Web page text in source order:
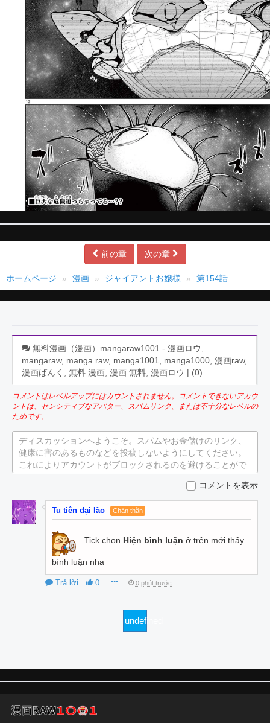
前の章 次の章
ホームページ 漫画 ジャイアントお嬢様 第154話
無料漫画（漫画）mangaraw1001 - 漫画ロウ,
mangaraw, manga raw, manga1001, manga1000, 漫画raw,
漫画ばんく, 無料 漫画, 漫画 無料, 漫画ロウ | (0)
コメントはレベルアップにはカウントされません。コメントできないアカウ
ントは、センシティブなアバター、スパムリンク、または不十分なレベルの
ためです。
ディスカッションへようこそ。スパムやお金儲けのリンク、
健康に害のあるものなどを投稿しないようにしてください。
これによりアカウントがブロックされるのを避けることがで
コメントを表示
Tu tiên đại lão Chân thần
Tick chọn Hiện bình luận ở trên mới thấy
bình luận nha
Trả lời 0 0 phút trước
undefined